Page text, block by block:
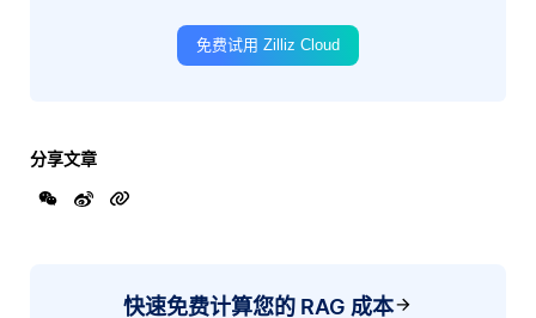
免费试用 Zilliz Cloud
分享文章
快速免费计算您的 RAG 成本